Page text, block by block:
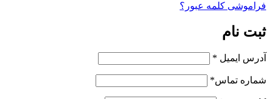
فراموشی کلمه عبور؟
ثبت نام
آدرس ایمیل *
شماره تماس*